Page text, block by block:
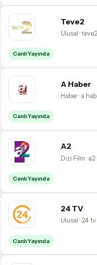
Teve2
Ulusal ·
Canlı Yayında
A Haber
Haber · a
Canlı Yayında
A2
Dizi Film ·
Canlı Yayında
24 TV
Ulusal · 24
Canlı Yayında